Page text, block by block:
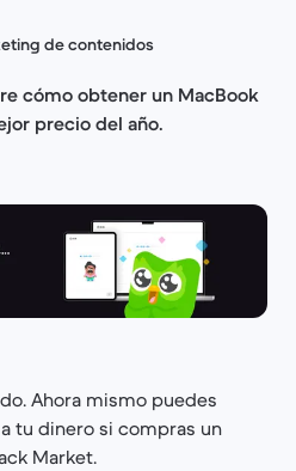
de contenidos
cómo obtener un MacBook
precio del año.
Ahora mismo puedes
tu dinero si compras un
Market.